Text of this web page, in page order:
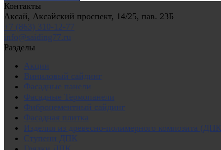
Контакты
Аксай, Аксайский проспект, 14/25, пав. 23Б
+7 (863) 310-12-77
info@saiding77.ru
Разделы
Акции
Виниловый сайдинг
Фасадные панели
Фасадные Термопанели
Фиброцементный сайдинг
Фасадная плитка
Изделия из древесно-полимерного композита
Ступени ДПК